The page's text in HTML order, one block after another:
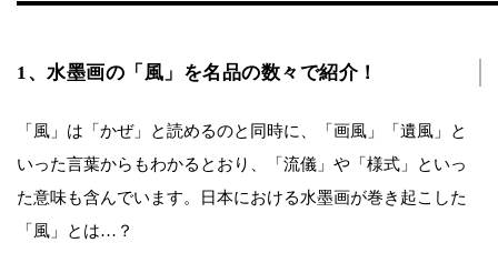
1、水墨画の「風」を名品の数々で紹介！
「風」は「かぜ」と読めるのと同時に、「画風」「遺風」と
いった言葉からもわかるとおり、「流儀」や「様式」といっ
た意味も含んでいます。日本における水墨画が巻き起こした
「風」とは…？